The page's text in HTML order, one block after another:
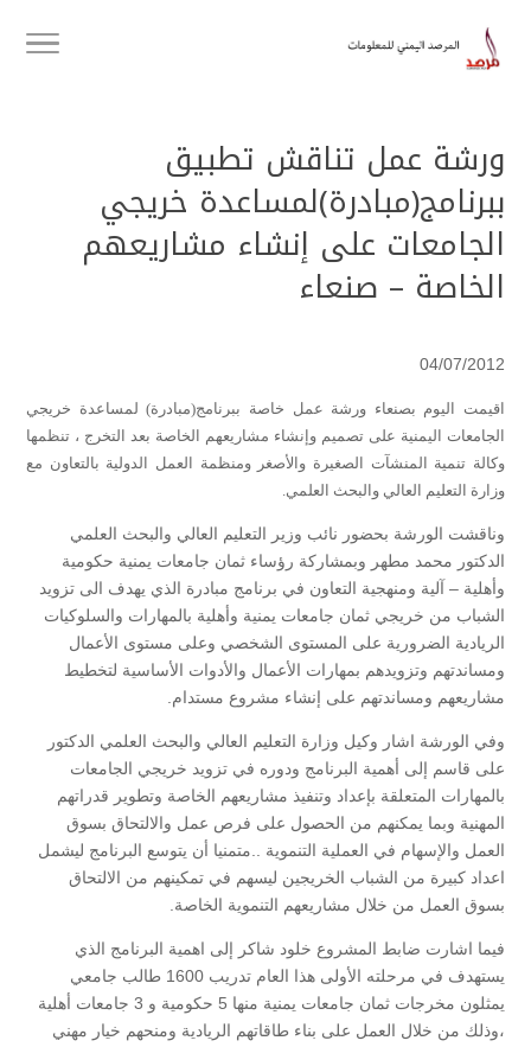
ورشة عمل تناقش تطبيق
ببرنامج(مبادرة)لمساعدة خريجي
الجامعات على إنشاء مشاريعهم
الخاصة – صنعاء
04/07/2012
اقيمت اليوم بصنعاء ورشة عمل خاصة ببرنامج(مبادرة) لمساعدة خريجي
الجامعات اليمنية على تصميم وإنشاء مشاريعهم الخاصة بعد التخرج ، تنظمها
وكالة تنمية المنشآت الصغيرة والأصغر ومنظمة العمل الدولية بالتعاون مع
وزارة التعليم العالي والبحث العلمي.
وناقشت الورشة بحضور نائب وزير التعليم العالي والبحث العلمي
الدكتور محمد مطهر وبمشاركة رؤساء ثمان جامعات يمنية حكومية
وأهلية – آلية ومنهجية التعاون في برنامج مبادرة الذي يهدف الى تزويد
الشباب من خريجي ثمان جامعات يمنية وأهلية بالمهارات والسلوكيات
الريادية الضرورية على المستوى الشخصي وعلى مستوى الأعمال
ومساندتهم وتزويدهم بمهارات الأعمال والأدوات الأساسية لتخطيط
مشاريعهم ومساندتهم على إنشاء مشروع مستدام.
وفي الورشة اشار وكيل وزارة التعليم العالي والبحث العلمي الدكتور
على قاسم إلى أهمية البرنامج ودوره في تزويد خريجي الجامعات
بالمهارات المتعلقة بإعداد وتنفيذ مشاريعهم الخاصة وتطوير قدراتهم
المهنية وبما يمكنهم من الحصول على فرص عمل والالتحاق بسوق
العمل والإسهام في العملية التنموية ..متمنيا أن يتوسع البرنامج ليشمل
اعداد كبيرة من الشباب الخريجين ليسهم في تمكينهم من الالتحاق
بسوق العمل من خلال مشاريعهم التنموية الخاصة.
فيما اشارت ضابط المشروع خلود شاكر إلى اهمية البرنامج الذي
يستهدف في مرحلته الأولى هذا العام تدريب 1600 طالب جامعي
يمثلون مخرجات ثمان جامعات يمنية منها 5 حكومية و 3 جامعات أهلية
،وذلك من خلال العمل على بناء طاقاتهم الريادية ومنحهم خيار مهني